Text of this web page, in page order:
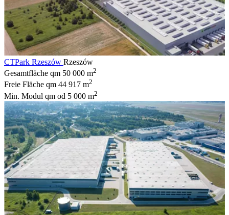
CTPark Rzeszów Rzeszów
Gesamtfläche qm 50 000 m2
Freie Fläche qm 44 917 m2
Min. Modul qm od 5 000 m2